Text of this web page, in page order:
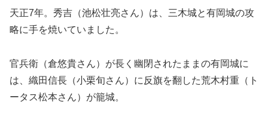
天正7年。秀吉（池松壮亮さん）は、三木城と有岡城の攻
略に手を焼いていました。
官兵衛（倉悠貴さん）が長く幽閉されたままの有岡城に
は、織田信長（小栗旬さん）に反旗を翻した荒木村重（ト
ータス松本さん）が籠城。